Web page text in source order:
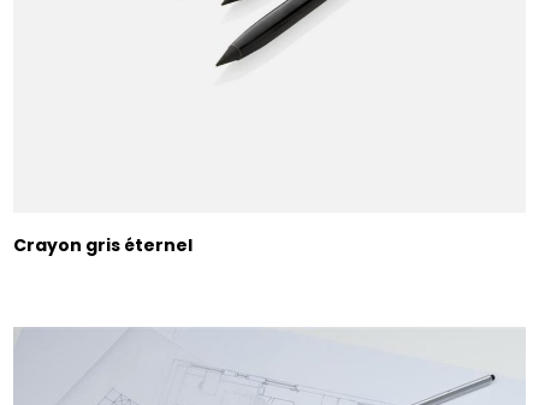
Crayon gris éternel